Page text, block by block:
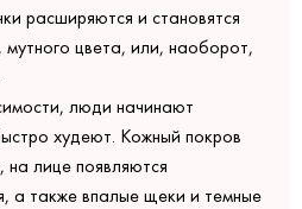
расширяются и становятся
мутного цвета, или, наоборот,
люди начинают
худеют. Кожный покров
на лице появляются
а также впалые щеки и темные